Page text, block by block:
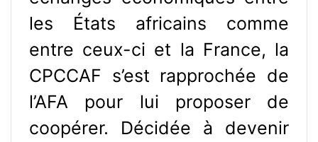
les États africains comme
entre ceux-ci et la France, la
CPCCAF s’est rapprochée de
l’AFA pour lui proposer de
coopérer. Décidée à devenir